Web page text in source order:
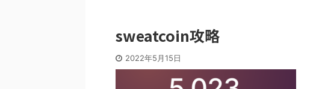
sweatcoin攻略
2022年5月15日